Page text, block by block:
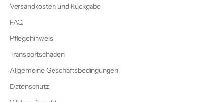
Versandkosten und Rückgabe
FAQ
Pflegehinweis
Transportschaden
Allgemeine Geschäftsbedingungen
Datenschutz